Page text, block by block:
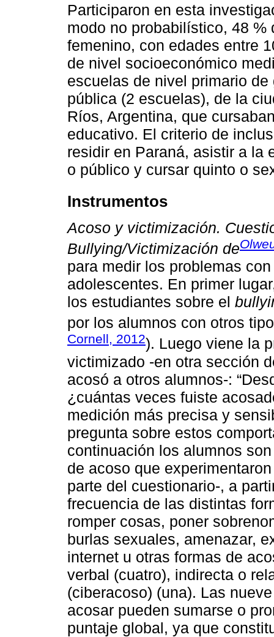
Participaron en esta
modo no probabilístico, 48
femenino, con edades entre
de nivel socioeconómico
escuelas de nivel primario
pública (2 escuelas), de la
Ríos, Argentina, que
educativo. El criterio de
residir en Paraná, asistir a la
o público y cursar quinto o
Instrumentos
Acoso y victimización.
Bullying/Victimización de
para medir los problemas
adolescentes. En primer
los estudiantes sobre el
por los alumnos con otros
Cornell, 2012). Luego viene la
victimizado -en otra sección
acosó a otros alumnos-:
¿cuántas veces fuiste
medición más precisa y
pregunta sobre estos
continuación los alumnos
de acoso que
parte del cuestionario-, a
frecuencia de las distintas
romper cosas, poner
burlas sexuales, amenazar,
internet u otras formas de
verbal (cuatro), indirecta o
(ciberacoso) (una). Las
acosar pueden sumarse o
puntaje global, ya que